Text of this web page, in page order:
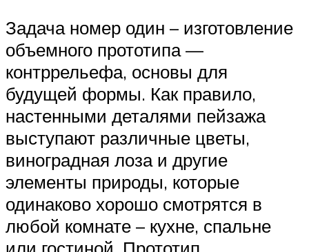
Задача номер один – изготовление
объемного прототипа —
контррельефа, основы для
будущей формы. Как правило,
настенными деталями пейзажа
выступают различные цветы,
виноградная лоза и другие
элементы природы, которые
одинаково хорошо смотрятся в
любой комнате – кухне, спальне